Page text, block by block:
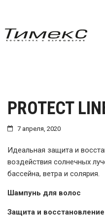
PROTECT
7 апреля, 2020
Идеальная защита и
воздействия солнечных
бассейна, ветра и солярия.
Шампунь для волос
Защита и